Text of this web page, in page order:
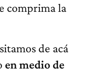
comprima la
de acá
en medio de